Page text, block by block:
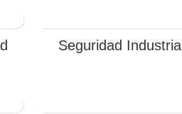
Seguridad Industrial